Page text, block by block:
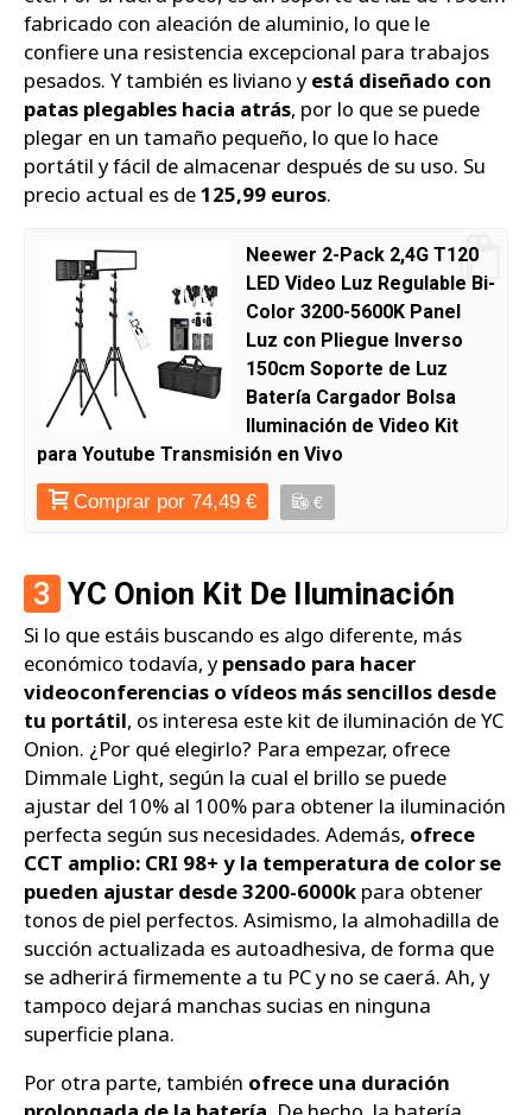
fabricado con aleación de aluminio, lo que le
confiere una resistencia excepcional para trabajos
pesados. Y también es liviano yestá diseñado con
patas plegables hacia atrás, por lo que se puede
plegar en un tamaño pequeño, lo que lo hace
portátil y fácil de almacenar después de su uso. Su
precio actual es de125,99 euros.
Neewer 2-Pack 2,4G T120
LED Video Luz Regulable Bi-
Color 3200-5600K Panel
Luz con Pliegue Inverso
150cm Soporte de Luz
Batería Cargador Bolsa
Iluminación de Video Kit
para Youtube Transmisión en Vivo
Comprar por 74,49 € €
3 YC Onion Kit De Iluminación
Si lo que estáis buscando es algo diferente, más
económico todavía, ypensado para hacer
videoconferencias o vídeos más sencillos desde
tu portátil, os interesa este kit de iluminación de YC
Onion. ¿Por qué elegirlo? Para empezar, ofrece
Dimmale Light, según la cual el brillo se puede
ajustar del 10% al 100% para obtener la iluminación
perfecta según sus necesidades. Además, ofrece
CCT amplio: CRI 98+ y la temperatura de color se
pueden ajustar desde 3200-6000k para obtener
tonos de piel perfectos. Asimismo, la almohadilla de
succión actualizada es autoadhesiva, de forma que
se adherirá firmemente a tu PC y no se caerá. Ah, y
tampoco dejará manchas sucias en ninguna
superficie plana.
Por otra parte, también ofrece una duración